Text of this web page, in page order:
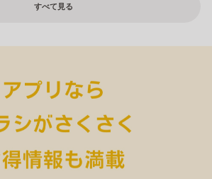
すべて見る